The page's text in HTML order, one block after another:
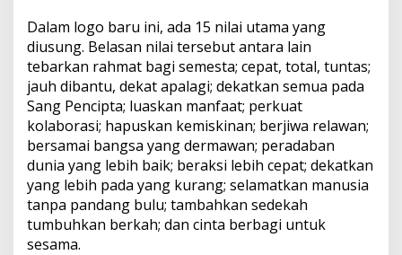
Dalam logo baru ini, ada 15 nilai utama yang
diusung. Belasan nilai tersebut antara lain
tebarkan rahmat bagi semesta; cepat, total, tuntas;
jauh dibantu, dekat apalagi; dekatkan semua pada
Sang Pencipta; luaskan manfaat; perkuat
kolaborasi; hapuskan kemiskinan; berjiwa relawan;
bersamai bangsa yang dermawan; peradaban
dunia yang lebih baik; beraksi lebih cepat; dekatkan
yang lebih pada yang kurang; selamatkan manusia
tanpa pandang bulu; tambahkan sedekah
tumbuhkan berkah; dan cinta berbagi untuk
sesama.